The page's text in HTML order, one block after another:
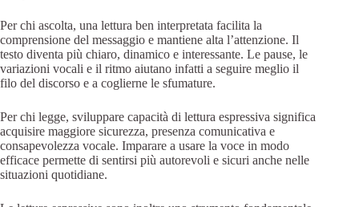
Per chi ascolta, una lettura ben interpretata facilita la
comprensione del messaggio e mantiene alta l’attenzione. Il
testo diventa più chiaro, dinamico e interessante. Le pause, le
variazioni vocali e il ritmo aiutano infatti a seguire meglio il
filo del discorso e a coglierne le sfumature.
Per chi legge, sviluppare capacità di lettura espressiva significa
acquisire maggiore sicurezza, presenza comunicativa e
consapevolezza vocale. Imparare a usare la voce in modo
efficace permette di sentirsi più autorevoli e sicuri anche nelle
situazioni quotidiane.